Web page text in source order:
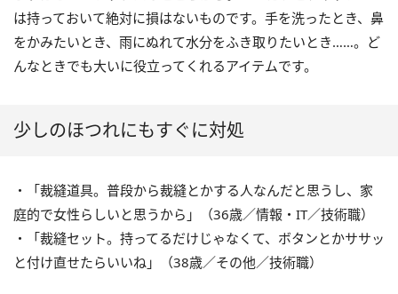
は持っておいて絶対に損はないものです。手を洗ったとき、鼻
をかみたいとき、雨にぬれて水分をふき取りたいとき……。ど
んなときでも大いに役立ってくれるアイテムです。
少しのほつれにもすぐに対処
・「裁縫道具。普段から裁縫とかする人なんだと思うし、家
庭的で女性らしいと思うから」（36歳／情報・IT／技術職）
・「裁縫セット。持ってるだけじゃなくて、ボタンとかササッ
と付け直せたらいいね」（38歳／その他／技術職）